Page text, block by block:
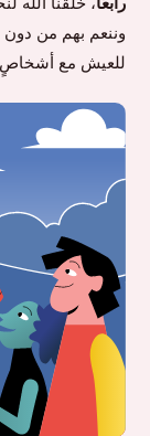
وننعم بهم من دون
للعيش مع أشخاصٍ